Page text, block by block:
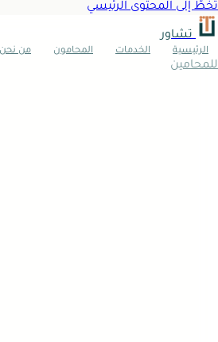
تخطَّ إلى المحتوى الرئيسي
تشاور
الرئيسية الخدمات المحامون من نحن
للمحامين